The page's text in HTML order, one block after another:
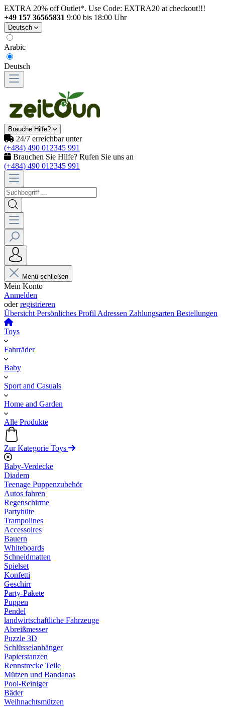
EXTRA 20% off Outlet*. Use Code: EXTRA20 at checkout!!!
+49 157 36565831 9:00 bis 18:00 Uhr
Deutsch
Arabic
Deutsch
Brauche Hilfe?
24/7 erreichbar unter
(+484) 490 012345 991
Brauchen Sie Hilfe? Rufen Sie uns an
(+484) 490 012345 991
Menü schließen
Mein Konto
Anmelden
oderregistrieren
Übersicht Persönliches Profil Adressen Zahlungsarten Bestellungen
Toys
Fahrräder
Baby
Sport and Casuals
Home and Garden
Alle Produkte
Zur Kategorie Toys
Baby-Verdecke
Diadem
Teenage Puppenzubehör
Autos fahren
Regenschirme
Partyhüte
Trampolines
Accessoires
Bauern
Whiteboards
Schneidmatten
Spielset
Konfetti
Geschirr
Party-Pakete
Puppen
Pendel
landwirtschaftliche Fahrzeuge
Abreißmesser
Puzzle 3D
Schlüsselanhänger
Papierstanzen
Rennstrecke Teile
Mützen und Bandanas
Pool-Reiniger
Bäder
Weihnachtsmützen